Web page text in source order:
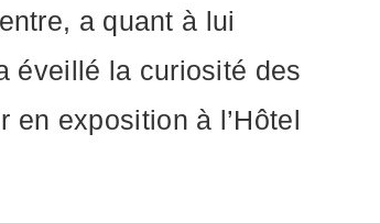
a quant à lui
éveillé la curiosité des
en exposition à l’Hôtel